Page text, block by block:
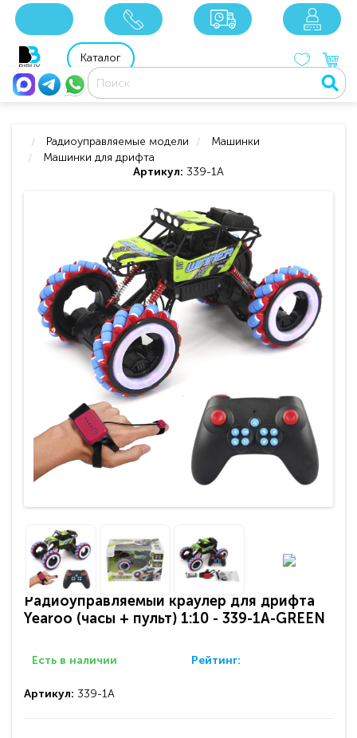
8 800 201 92 06
Каталог
Радиоуправляемые модели
Машинки
Машинки для дрифта
Артикул: 339-1A
Радиоуправляемый краулер для дрифта
Yearoo (часы + пульт) 1:10 - 339-1A-GREEN
Есть в наличии Рейтинг:
Артикул: 339-1A
xxx